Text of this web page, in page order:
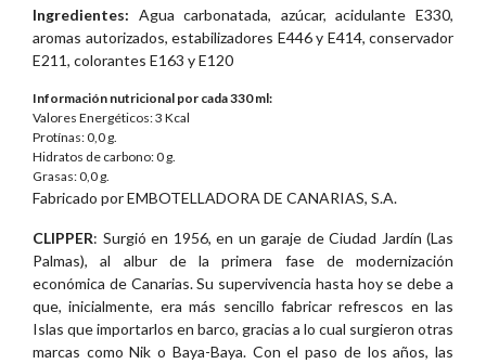
Ingredientes: Agua carbonatada, azúcar, acidulante E330,
aromas autorizados, estabilizadores E446 y E414, conservador
E211, colorantes E163 y E120
Información nutricional por cada 330 ml:
Valores Energéticos: 3 Kcal
Protínas: 0,0 g.
Hidratos de carbono: 0 g.
Grasas: 0,0 g.
Fabricado por EMBOTELLADORA DE CANARIAS, S.A.
CLIPPER: Surgió en 1956, en un garaje de Ciudad Jardín (Las
Palmas), al albur de la primera fase de modernización
económica de Canarias. Su supervivencia hasta hoy se debe a
que, inicialmente, era más sencillo fabricar refrescos en las
Islas que importarlos en barco, gracias a lo cual surgieron otras
marcas como Nik o Baya-Baya. Con el paso de los años, las